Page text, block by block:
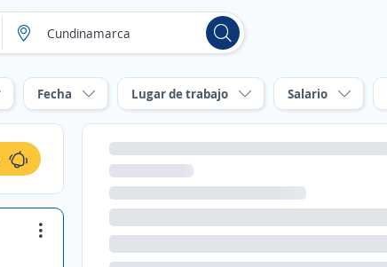
Fecha Lugar de trabajo Salario